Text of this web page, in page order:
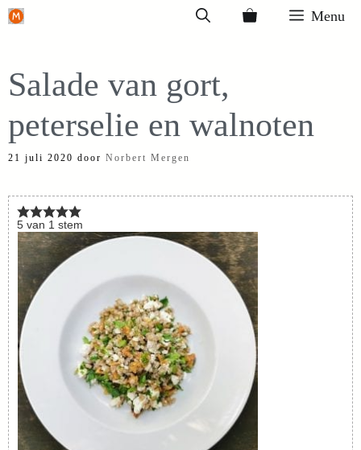
Ga
inhoud
Menu
Salade van gort,
peterselie en walnoten
21 juli 2020 door Norbert Mergen
5 van 1 stem